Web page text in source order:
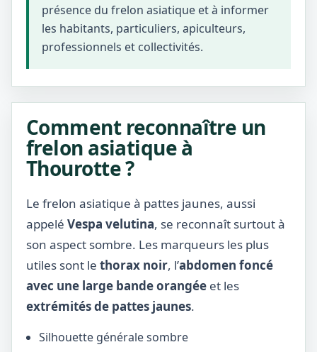
présence du frelon asiatique et à informer
les habitants, particuliers, apiculteurs,
professionnels et collectivités.
Comment reconnaître un
frelon asiatique à
Thourotte ?
Le frelon asiatique à pattes jaunes, aussi
appelé Vespa velutina, se reconnaît surtout à
son aspect sombre. Les marqueurs les plus
utiles sont le thorax noir, l’abdomen foncé
avec une large bande orangée et les
extrémités de pattes jaunes.
Silhouette générale sombre